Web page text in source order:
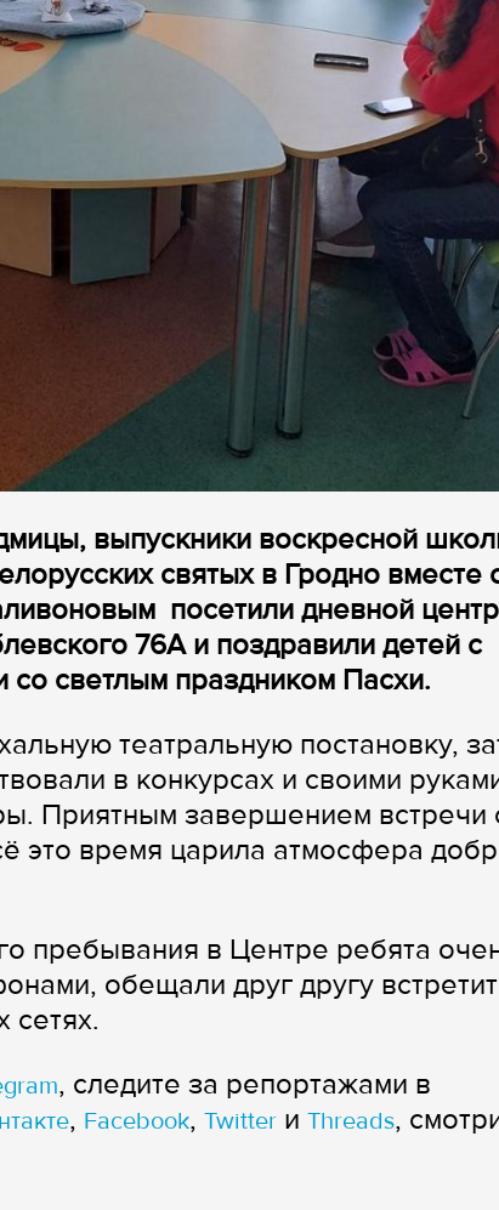
выпускники воскресной
святых в Гродно вместе
посетили дневной центр
76А и поздравили детей с
светлым праздником Пасхи.
театральную постановку,
в конкурсах и своими
Приятным завершением встречи
это время царила атмосфера
пребывания в Центре ребята
обещали друг другу
сетях.
, следите за репортажами в
, Facebook, Twitter и Threads,